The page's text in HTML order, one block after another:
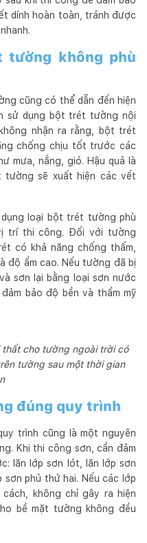
dính hoàn toàn, tránh được
tường không phù
cũng có thể dẫn đến hiện
sử dụng bột trét tường nội
nhận ra rằng, bột trét
chống chịu tốt trước các
mưa, nắng, gió. Hậu quả là
tường sẽ xuất hiện các vết
loại bột trét tường phù
trí thi công. Đối với tường
có khả năng chống thấm,
độ ẩm cao. Nếu tường đã bị
sơn lại bằng loại sơn nước
bảo độ bền và thẩm mỹ
cho tường ngoài trời có
tường sau một thời gian
đúng quy trình
trình cũng là một nguyên
Khi thi công sơn, cần đảm
lăn lớp sơn lót, lăn lớp sơn
phủ thứ hai. Nếu các lớp
không chỉ gây ra hiện
bề mặt tường không đều